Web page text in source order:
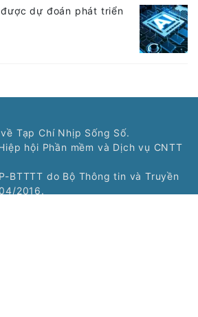
dự đoán phát triển
Tạp Chí Nhịp Sống Số.
hội Phần mềm và Dịch vụ CNTT
BTTTT do Bộ Thông tin và Truyền
2016.